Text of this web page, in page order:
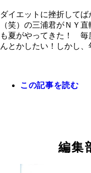
ダイエットに挫折して
（笑）の三浦君がＮＹ
も夏がやってきた！ 毎
んとかしたい！しかし、
この記事を読む
編集